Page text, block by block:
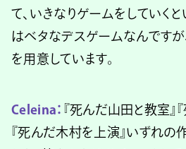
て、いきなりゲームをしていく
はベタなデスゲームなんです
を用意しています。
Celeina： 『死んだ山田と教室』
『死んだ木村を上演』いずれの